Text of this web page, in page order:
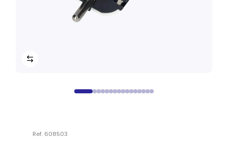
Ref. 608503